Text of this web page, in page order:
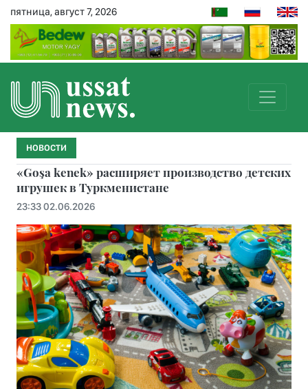
пятница, август 7, 2026
НОВОСТИ
«Goşa kenek» расширяет производство детских
игрушек в Туркменистане
23:33 02.06.2026